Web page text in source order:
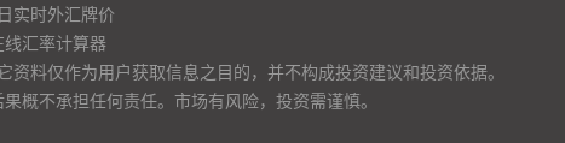
实时外汇牌价
线汇率计算器
料仅作为用户获取信息之目的，并不构成投资建议和投资依据。
概不承担任何责任。市场有风险，投资需谨慎。